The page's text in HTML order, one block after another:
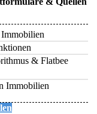
Immobilien
& Flatbee
Immobilien